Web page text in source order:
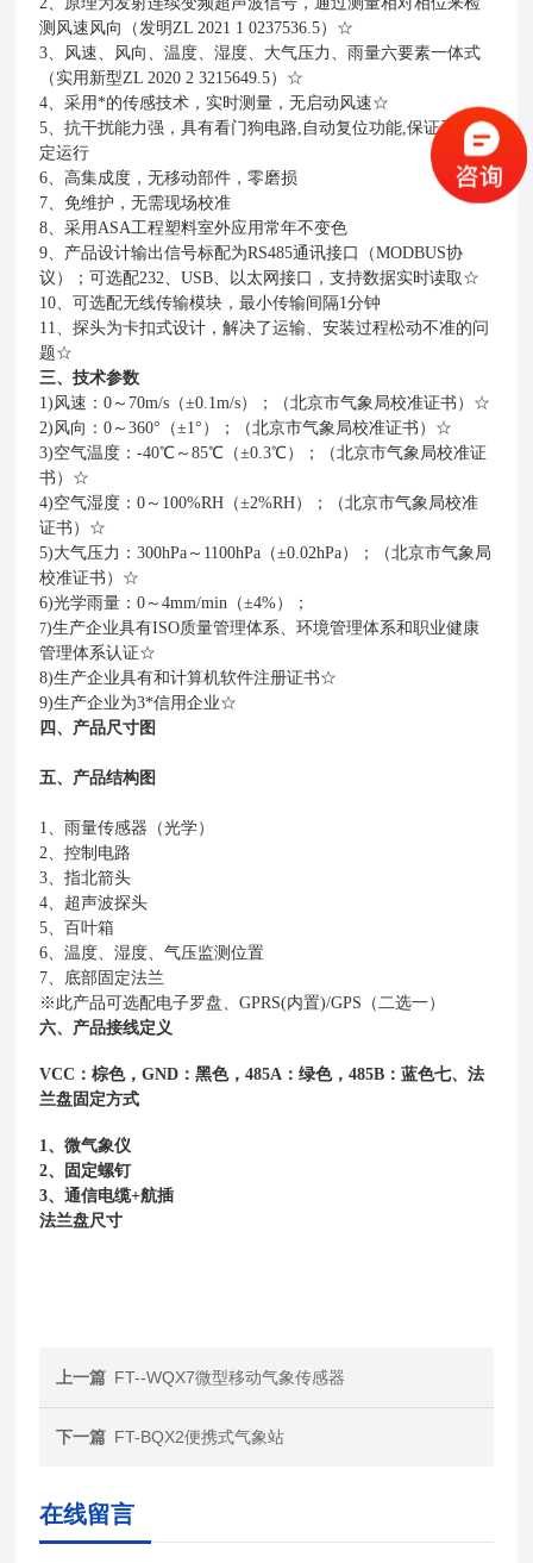
测风速风向（发明ZL 2021 1 0237536.5）☆
3、风速、风向、温度、湿度、大气压力、雨量六要素一体式
（实用新型ZL 2020 2 3215649.5）☆
4、采用*的传感技术，实时测量，无启动风速☆
5、抗干扰能力强，具有看门狗电路,自动复位功能,保证系统稳
定运行
6、高集成度，无移动部件，零磨损
7、免维护，无需现场校准
8、采用ASA工程塑料室外应用常年不变色
9、产品设计输出信号标配为RS485通讯接口（MODBUS协
议）；可选配232、USB、以太网接口，支持数据实时读取☆
10、可选配无线传输模块，最小传输间隔1分钟
11、探头为卡扣式设计，解决了运输、安装过程松动不准的问
题☆
三、技术参数
1)风速：0～70m/s（±0.1m/s）；（北京市气象局校准证书）☆
2)风向：0～360°（±1°）；（北京市气象局校准证书）☆
3)空气温度：-40℃～85℃（±0.3℃）；（北京市气象局校准证
书）☆
4)空气湿度：0～100%RH（±2%RH）；（北京市气象局校准
证书）☆
5)大气压力：300hPa～1100hPa（±0.02hPa）；（北京市气象局
校准证书）☆
6)光学雨量：0～4mm/min（±4%）；
7)生产企业具有ISO质量管理体系、环境管理体系和职业健康
管理体系认证☆
8)生产企业具有和计算机软件注册证书☆
9)生产企业为3*信用企业☆
四、产品尺寸图
五、产品结构图
1、雨量传感器（光学）
2、控制电路
3、指北箭头
4、超声波探头
5、百叶箱
6、温度、湿度、气压监测位置
7、底部固定法兰
※此产品可选配电子罗盘、GPRS(内置)/GPS（二选一）
六、产品接线定义
VCC：棕色，GND：黑色，485A：绿色，485B：蓝色七、法
兰盘固定方式
1、微气象仪
2、固定螺钉
3、通信电缆+航插
法兰盘尺寸
上一篇 FT--WQX7微型移动气象传感器
下一篇 FT-BQX2便携式气象站
在线留言